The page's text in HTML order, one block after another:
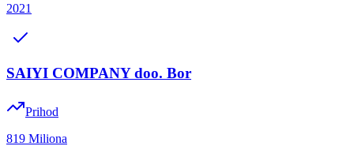
2021
SAIYI COMPANY doo. Bor
Prihod
819 Miliona